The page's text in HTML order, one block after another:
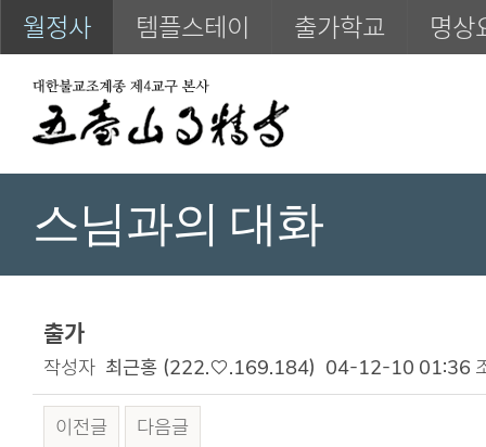
월정사 템플스테이 출가학교 명상
스님과의 대화
출가
작성자 최근홍 (222.♡.169.184) 04-12-10 01:36
이전글 다음글